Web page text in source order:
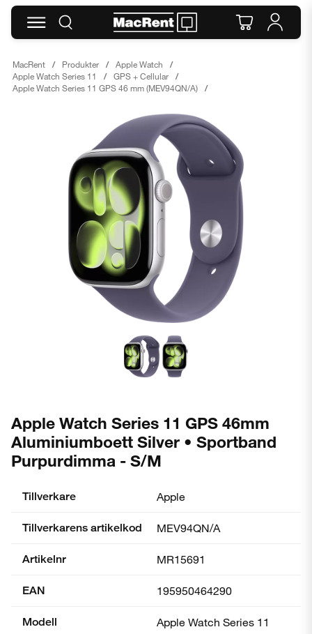
MacRent Produkter
Apple Watch
Apple Watch Series 11
GPS + Cellular
Apple Watch Series 11 GPS 46 mm (MEV94QN/A)
Apple Watch Series 11 GPS 46mm
Aluminiumboett Silver • Sportband
Purpurdimma - S/M
Tillverkare Apple
Tillverkarens artikelkod MEV94QN/A
Artikelnr MR15691
EAN 195950464290
Modell Apple Watch Series 11